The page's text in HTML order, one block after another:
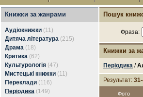
Книжки за жанрами
Аудіокнижки (11)
Дитяча література (215)
Драма (18)
Критика (62)
Культурологія (47)
Мистецькі книжки (11)
Переклади (116)
Періодика (149)
Пошук
Фраза:
Книжки за
Періодика /
Результат:
Фото